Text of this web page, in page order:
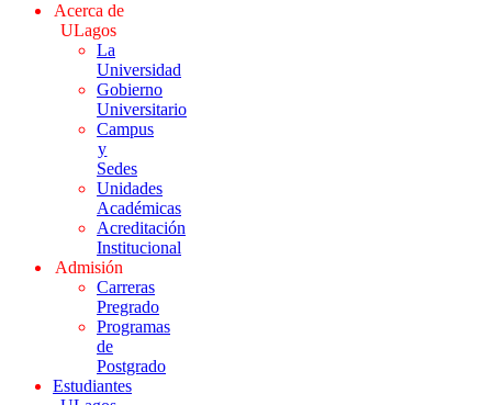
Acerca de
ULagos
La
Universidad
Gobierno
Universitario
Campus
y
Sedes
Unidades
Académicas
Acreditación
Institucional
Admisión
Carreras
Pregrado
Programas
de
Postgrado
Estudiantes